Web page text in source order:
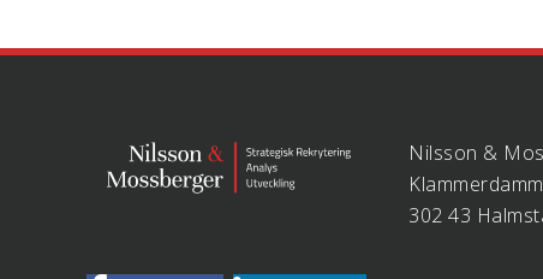
Nilsson &
302 43